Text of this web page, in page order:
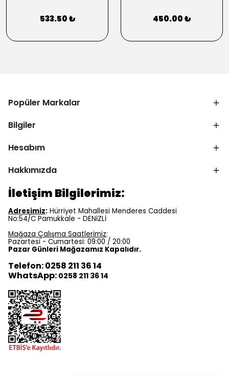
533.50 ₺ 450.00 ₺
Popüler Markalar
Bilgiler
Hesabım
Hakkımızda
İletişim Bilgilerimiz:
Adresimiz: Hürriyet Mahallesi Menderes Caddesi
No:54/C Pamukkale - DENİZLİ
Mağaza Çalışma Saatlerimiz:
Pazartesi - Cumartesi: 09:00 / 20:00
Pazar Günleri Mağazamız Kapalıdır.
Telefon: 0258 211 36 14
WhatsApp: 0258 211 36 14